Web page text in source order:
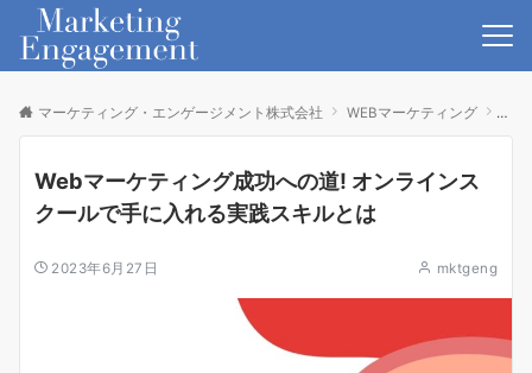
マーケティング・エンゲージメント株式会社 WEBマーケティング
Webマーケティング成功への道! オンラインス
クールで手に入れる実践スキルとは
2023年6月27日 mktgeng